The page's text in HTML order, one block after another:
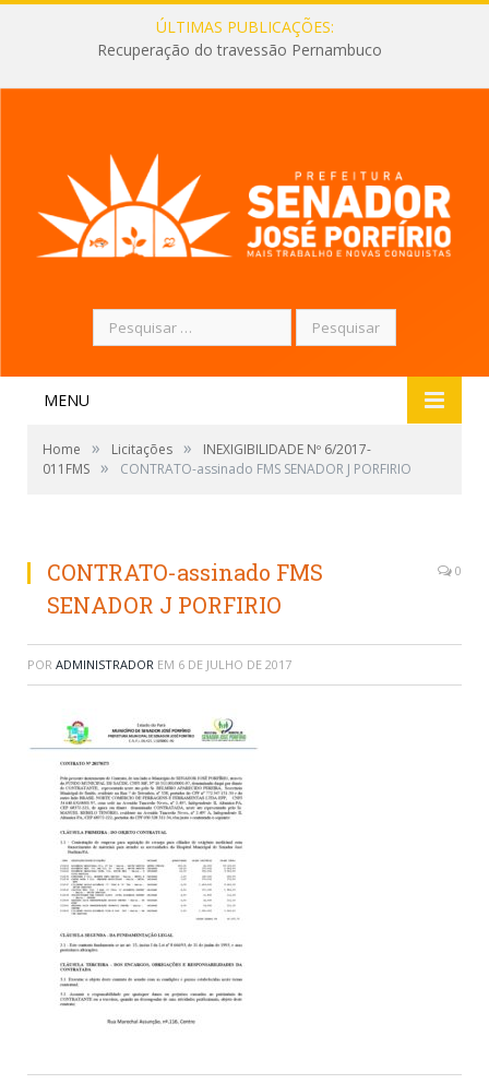
ÚLTIMAS PUBLICAÇÕES:
Recuperação do travessão Pernambuco
Pesquisar
por:
MENU
Home » Licitações »
INEXIGIBILIDADE Nº 6/2017-
011FMS » CONTRATO-assinado FMS SENADOR J PORFIRIO
CONTRATO-assinado FMS
SENADOR J PORFIRIO
0
POR ADMINISTRADOR EM 6 DE JULHO DE 2017